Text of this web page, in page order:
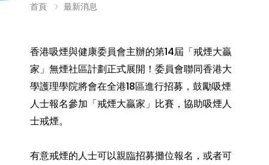
首頁 最新消息
香港吸煙與健康委員會主辦的第14屆「戒煙大贏
家」無煙社區計劃正式展開！委員會聯同香港大
學護理學院將會在全港18區進行招募，鼓勵吸煙
人士報名參加「戒煙大贏家」比賽，協助吸煙人
士戒煙。
有意戒煙的人士可以親臨招募攤位報名，或者可